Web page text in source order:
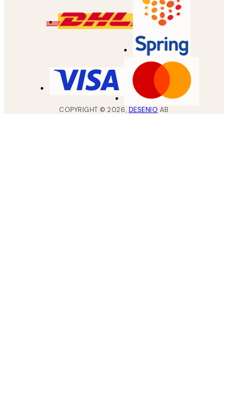
COPYRIGHT ©2026, DESENIO AB